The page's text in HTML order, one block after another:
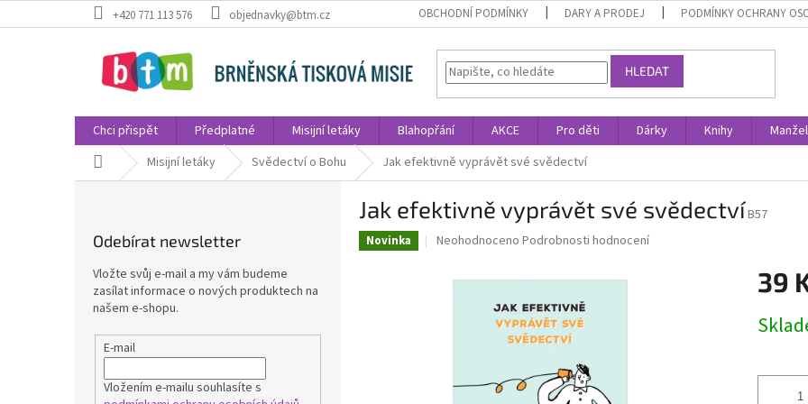
na
+420 771 113 576 objednavky@btm.cz OBCHODNÍ PODMÍNKY DARY A PRODEJ PODMÍNKY OCHRANY
HLEDAT
Chci přispět Předplatné Misijní letáky Blahopřání AKCE Pro děti Dárky Knihy
Domů Misijní letáky Svědectví o Bohu Jak efektivně vyprávět své svědectví
Odebírat newsletter
Vložte svůj e-mail a my vám budeme
zasílat informace o nových produktech na
našem e-shopu.
E-mail
Vložením e-mailu souhlasíte s
Jak efektivně vyprávět své svědectvíB57
Novinka
Průměrné
Neohodnoceno Podrobnosti hodnocení
39
cena: